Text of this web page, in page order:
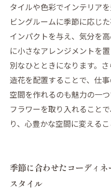
タイルや色彩でインテリア
ビングルームに季節に応じ
インパクトを与え、気分を
に小さなアレンジメントを
別なひとときになります。
造花を配置することで、仕
空間を作れるのも魅力の一
フラワーを取り入れること
り、心豊かな空間に変えるこ
季節に合わせたコーディ
スタイル